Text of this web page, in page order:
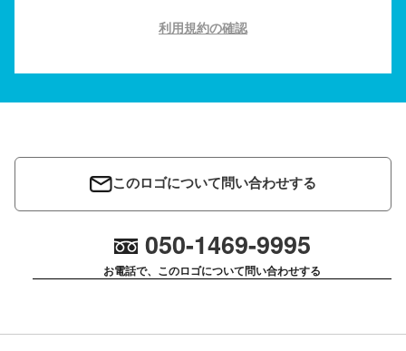
利用規約の確認
このロゴについて問い合わせする
050-1469-9995
お電話で、このロゴについて問い合わせする